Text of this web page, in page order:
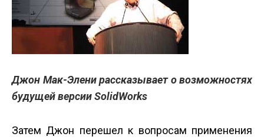
Джон Мак-Элени рассказывает о возможностях
будущей версии SolidWorks
Затем Джон перешел к вопросам применения